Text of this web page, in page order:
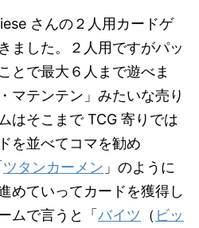
さんの２人用カードゲ
ました。２人用ですがパッ
とで最大６人まで遊べま
マテンテン」みたいな売り
はそこまで TCG 寄りでは
を並べてコマを勧め
ツタンカーメン 」のように
めていってカードを獲得し
ムで言うと「 バイツ （ ビッ